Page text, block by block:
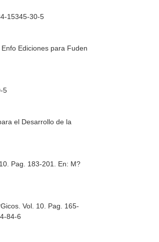
15345-30-5
. Enfo Ediciones para Fuden
5
el Desarrollo de la
Pag. 183-201. En: M?
Vol. 10. Pag. 165-
84-6